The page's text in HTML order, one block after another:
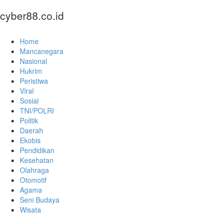
cyber88.co.id
Home
Mancanegara
Nasional
Hukrim
Peristiwa
Viral
Sosial
TNI/POLRI
Politik
Daerah
Ekobis
Pendidikan
Kesehatan
Olahraga
Otomotif
Agama
Seni Budaya
Wisata